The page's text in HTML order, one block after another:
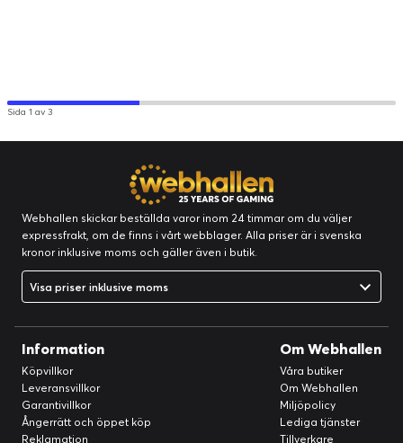
Sida 1 av 3
Webhallen skickar beställda varor inom 24 timmar om du väljer
expressfrakt, om de finns i vårt webblager. Alla priser är i svenska
kronor inklusive moms och gäller även i butik.
Visa priser inklusive moms
Information
Köpvillkor
Leveransvillkor
Garantivillkor
Ångerrätt och öppet köp
Reklamation
Om Webhallen
Våra butiker
Om Webhallen
Miljöpolicy
Lediga tjänster
Tillverkare